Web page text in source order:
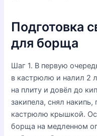
Подготовка
для борща
Шаг 1. В первую
в кастрюлю и налил 2
на плиту и довёл до
закипела, снял
кастрюлю крышкой.
борща на медленном